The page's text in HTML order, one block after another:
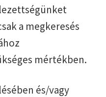
a megkeresés
mértékben.
és/vagy